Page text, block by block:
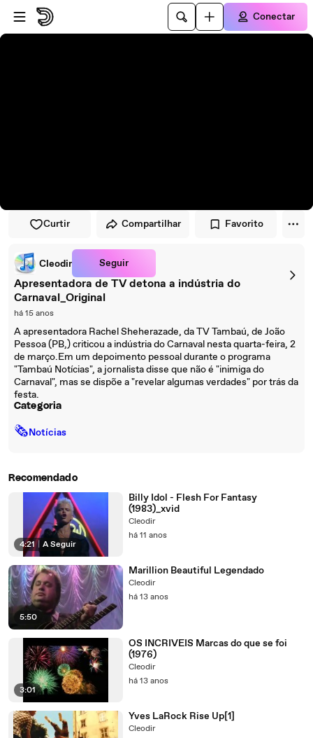
Pular para o player
Ir para o conteúdo principal
Conectar
Curtir Compartilhar Favorito
Cleodir Seguir
Apresentadora de TV detona a indústria do
Carnaval_Original
há 15 anos
A apresentadora Rachel Sheherazade, da TV Tambaú, de João
Pessoa (PB,) criticou a indústria do Carnaval nesta quarta-feira, 2
de março.Em um depoimento pessoal durante o programa
"Tambaú Notícias", a jornalista disse que não é "inimiga do
Carnaval", mas se dispõe a "revelar algumas verdades" por trás da
festa.
Categoria
🗞Notícias
Recomendado
4:21 | A Seguir
Billy Idol - Flesh For Fantasy
(1983)_xvid
Cleodir
há 11 anos
5:50
Marillion Beautiful Legendado
Cleodir
há 13 anos
3:01
OS INCRIVEIS Marcas do que se foi
(1976)
Cleodir
há 13 anos
Yves LaRock Rise Up[1]
Cleodir